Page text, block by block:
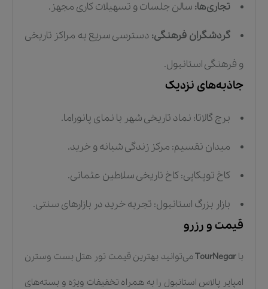
تجاری‌ها: سالن جلسات و تسهیلات کاری مجهز.
گردشگران فرهنگی: دسترسی سریع به مراکز تاریخی
و فرهنگی استانبول.
جاذبه‌های نزدیک
برج گالاتا: نماد تاریخی شهر با نمای پانوراما.
میدان تقسیم: مرکز زندگی شبانه و خرید.
کاخ توپکاپی: کاخ تاریخی سلاطین عثمانی.
بازار بزرگ استانبول: تجربه خرید در بازارهای سنتی.
قیمت و رزرو
باTourNegarمی‌توانید بهترین قیمت تور هتل بست وسترن
امپایر پالاس استانبول را به همراه تخفیفات ویژه و بسته‌های